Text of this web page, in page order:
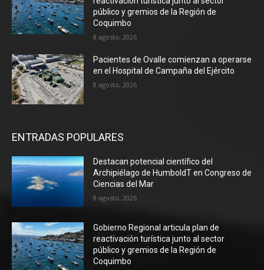
público y gremios de la Región de
Coquimbo
8 agosto, 2026
Pacientes de Ovalle comienzan a operarse
en el Hospital de Campaña del Ejército
8 agosto, 2026
ENTRADAS POPULARES
Destacan potencial científico del
Archipiélago de HumboldT en Congreso de
Ciencias del Mar
8 agosto, 2026
Gobierno Regional articula plan de
reactivación turística junto al sector
público y gremios de la Región de
Coquimbo